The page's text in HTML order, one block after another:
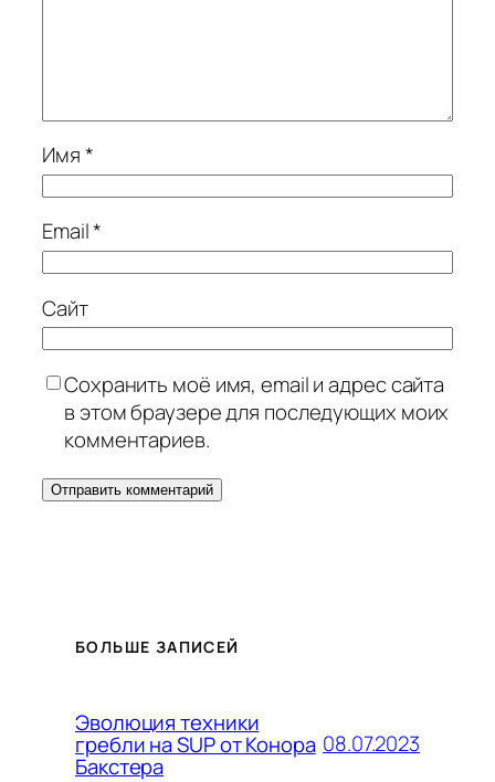
Имя*
Email*
Сайт
Сохранить моё имя, email и адрес сайта
в этом браузере для последующих моих
комментариев.
БОЛЬШЕ ЗАПИСЕЙ
Эволюция техники
гребли на SUP от Конора
Бакстера
08.07.2023